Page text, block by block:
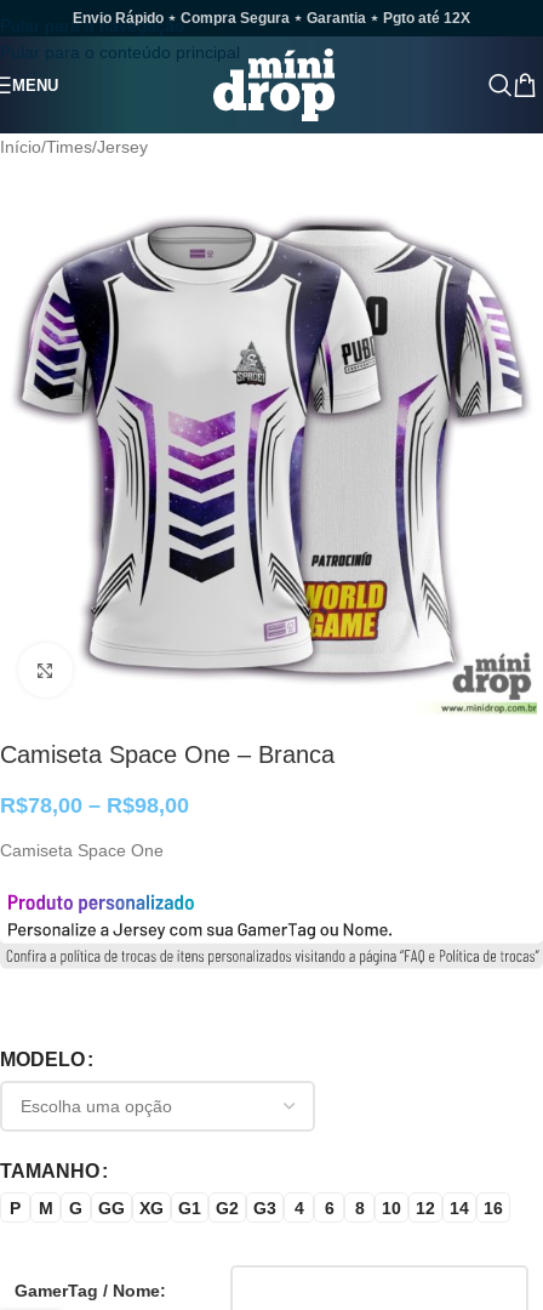
Pular para a navegação
Pular para o conteúdo principal
Envio Rápido ⋆ Compra Segura ⋆ Garantia ⋆ Pgto até 12X
MENU
Início/Times/Jersey
Clique para ampliar
Camiseta Space One – Branca
R$78,00 – R$98,00
Camiseta Space One
MODELO
TAMANHO
P M G GG XG G1 G2 G3 4 6 8 10 12 14 16
GamerTag / Nome: